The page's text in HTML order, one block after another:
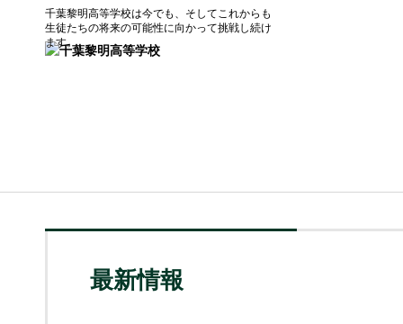
千葉黎明高等学校は今でも、そしてこれからも
生徒たちの将来の可能性に向かって挑戦し続け
ます。
最新情報